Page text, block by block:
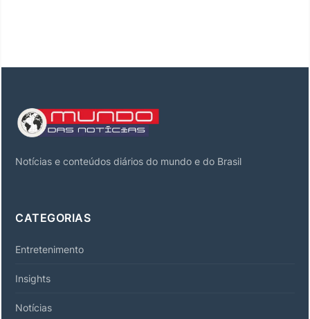
Notícias e conteúdos diários do mundo e do Brasil
CATEGORIAS
Entretenimento
Insights
Notícias